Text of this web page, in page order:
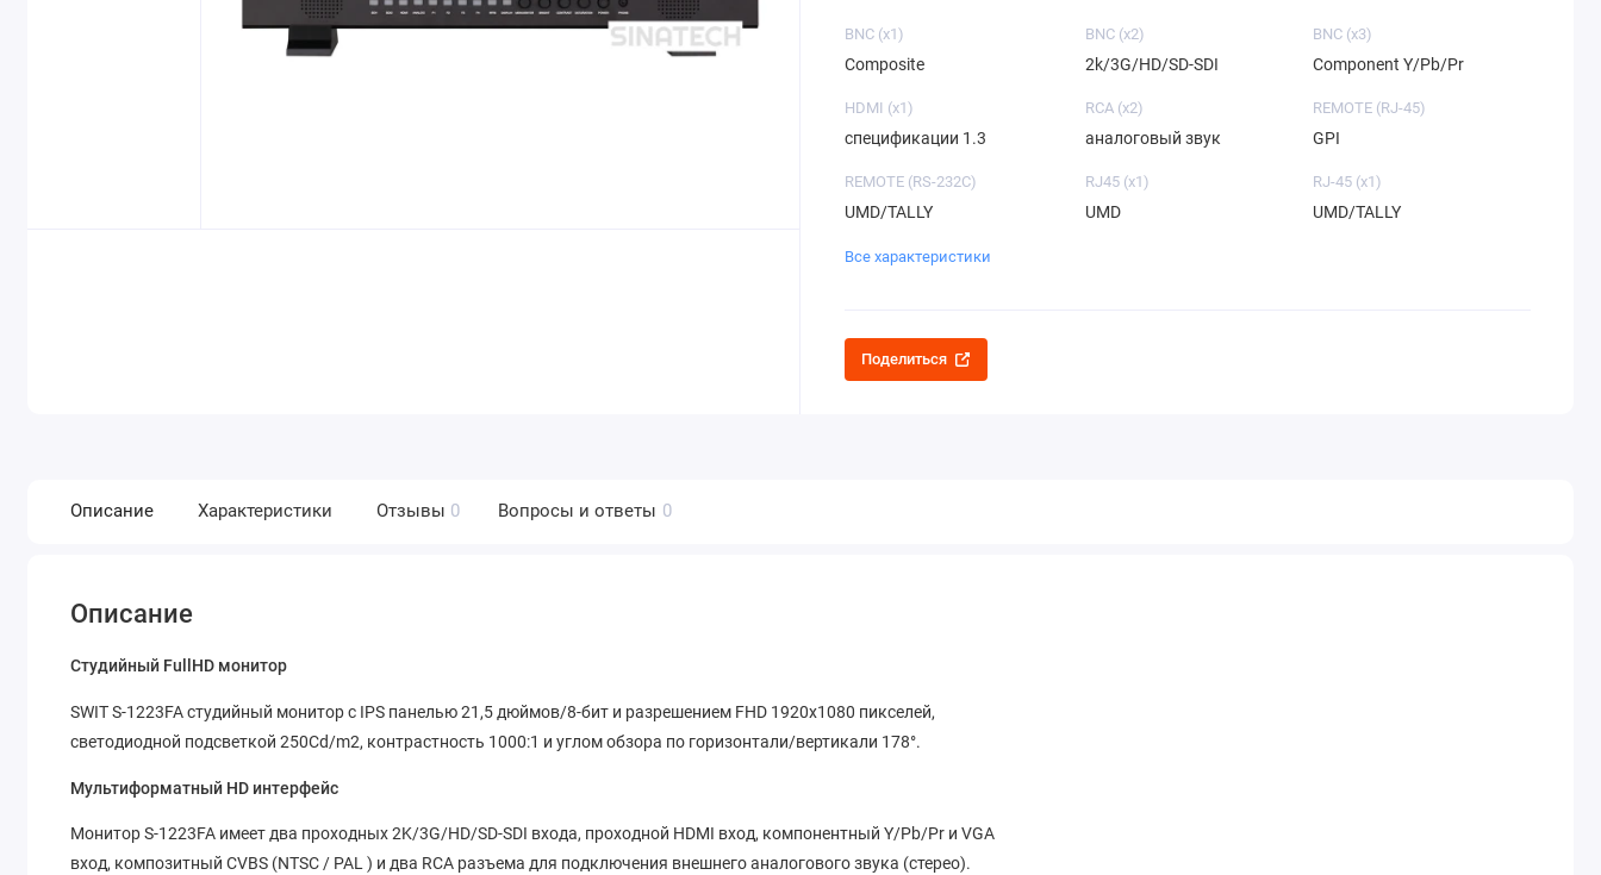
BNC (x1)
Composite
BNC (x2)
2k/3G/HD/SD-SDI
BNC (x3)
Component Y/Pb/Pr
HDMI (x1)
спецификации 1.3
RCA (x2)
аналоговый звук
REMOTE (RJ-45)
GPI
REMOTE (RS-232C)
UMD/TALLY
RJ45 (x1)
UMD
RJ-45 (x1)
UMD/TALLY
Все характеристики
Поделиться
Описание Характеристики Отзывы 0 Вопросы и ответы 0
Описание
Студийный FullHD монитор
SWIT S-1223FA студийный монитор с IPS панелью 21,5 дюймов/8-бит и разрешением FHD 1920х1080 пикселей,
светодиодной подсветкой 250Cd/m2, контрастность 1000:1 и углом обзора по горизонтали/вертикали 178°.
Мультиформатный HD интерфейс
Монитор S-1223FA имеет два проходных 2K/3G/HD/SD-SDI входа, проходной HDMI вход, компонентный Y/Pb/Pr и VGA
вход, композитный CVBS (NTSC / PAL ) и два RCA разъема для подключения внешнего аналогового звука (стерео).